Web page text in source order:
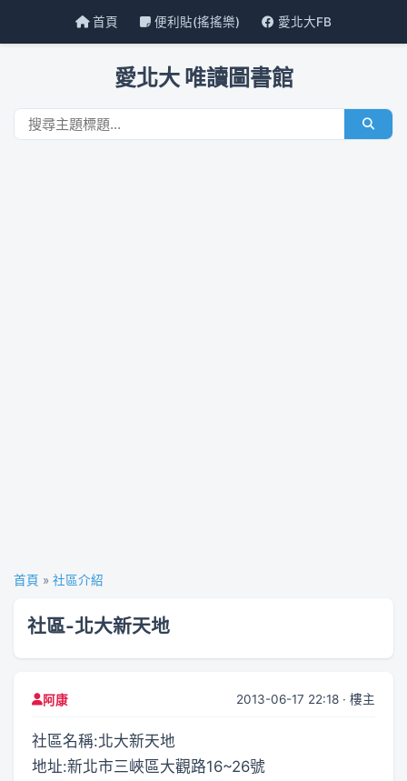
首頁 便利貼(搖搖樂) 愛北大FB
愛北大 唯讀圖書館
首頁 » 社區介紹
社區-北大新天地
阿康 2013-06-17 22:18 · 樓主
社區名稱:北大新天地
地址:新北市三峽區大觀路16~26號